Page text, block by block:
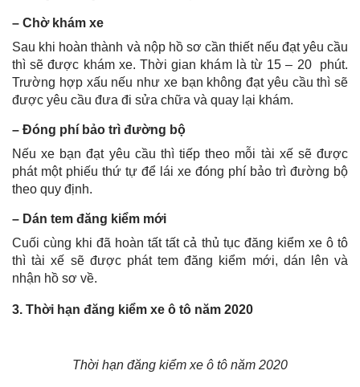
– Chờ khám xe
Sau khi hoàn thành và nộp hồ sơ cần thiết nếu đạt yêu cầu
thì sẽ được khám xe. Thời gian khám là từ 15 – 20 phút.
Trường hợp xấu nếu như xe bạn không đạt yêu cầu thì sẽ
được yêu cầu đưa đi sửa chữa và quay lại khám.
– Đóng phí bảo trì đường bộ
Nếu xe bạn đạt yêu cầu thì tiếp theo mỗi tài xế sẽ được
phát một phiếu thứ tự để lái xe đóng phí bảo trì đường bộ
theo quy định.
– Dán tem đăng kiểm mới
Cuối cùng khi đã hoàn tất tất cả thủ tục đăng kiểm xe ô tô
thì tài xế sẽ được phát tem đăng kiểm mới, dán lên và
nhận hồ sơ về.
3. Thời hạn đăng kiểm xe ô tô năm 2020
Thời hạn đăng kiểm xe ô tô năm 2020